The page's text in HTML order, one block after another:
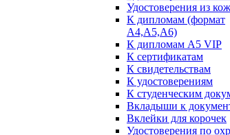
Удостоверения из
К дипломам (формат
А4,А5,А6)
К дипломам А5 VIP
К сертификатам
К свидетельствам
К удостоверениям
К студенческим
Вкладыши к
Вклейки для корочек
Удостоверения по